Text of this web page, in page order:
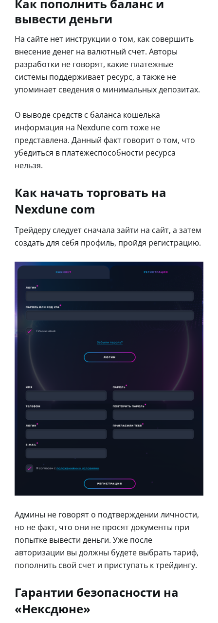
Как пополнить баланс и
вывести деньги
На сайте нет инструкции о том, как совершить
внесение денег на валютный счет. Авторы
разработки не говорят, какие платежные
системы поддерживает ресурс, а также не
упоминает сведения о минимальных депозитах.
О выводе средств с баланса кошелька
информация на Nexdune com тоже не
представлена. Данный факт говорит о том, что
убедиться в платежеспособности ресурса
нельзя.
Как начать торговать на
Nexdune com
Трейдеру следует сначала зайти на сайт, а затем
создать для себя профиль, пройдя регистрацию.
Админы не говорят о подтверждении личности,
но не факт, что они не просят документы при
попытке вывести деньги. Уже после
авторизации вы должны будете выбрать тариф,
пополнить свой счет и приступать к трейдингу.
Гарантии безопасности на
«Нексдюне»